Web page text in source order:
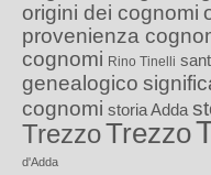
origini dei cognomi
provenienza
cognomi Rino Tinelli
genealogico
cognomi storia Adda
TrezzoTrezzo
d'Adda